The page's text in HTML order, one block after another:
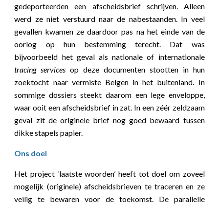
gedeporteerden een afscheidsbrief schrijven. Alleen
werd ze niet verstuurd naar de nabestaanden. In veel
gevallen kwamen ze daardoor pas na het einde van de
oorlog op hun bestemming terecht. Dat was
bijvoorbeeld het geval als nationale of internationale
tracing services op deze documenten stootten in hun
zoektocht naar vermiste Belgen in het buitenland. In
sommige dossiers steekt daarom een lege enveloppe,
waar ooit een afscheidsbrief in zat. In een zéér zeldzaam
geval zit de originele brief nog goed bewaard tussen
dikke stapels papier.
Ons doel
Het project ‘laatste woorden’ heeft tot doel om zoveel
mogelijk (originele) afscheidsbrieven te traceren en ze
veilig te bewaren voor de toekomst. De parallelle